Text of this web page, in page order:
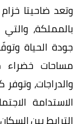
وتعد ضاحيتا
بالمملكة،
جودة الحياة
مساحات خضراء
والدراجات،
الاستدامة
الترابط بين